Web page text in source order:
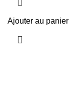
Ajouter au panier